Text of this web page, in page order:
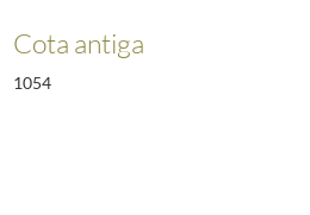
Cota antiga
1054